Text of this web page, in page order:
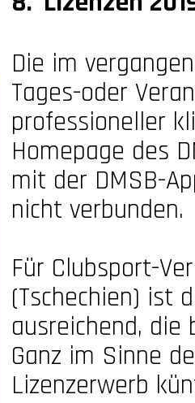
Die im
Tages-oder
professioneller
Homepage des
mit der DMSB-
nicht verbunden.
Für Clubsport-
(Tschechien) ist
ausreichend, die
Ganz im Sinne
Lizenzerwerb